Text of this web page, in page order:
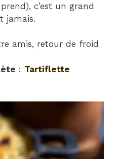
c’est un grand
jamais.
amis, retour de froid
: Tartiflette